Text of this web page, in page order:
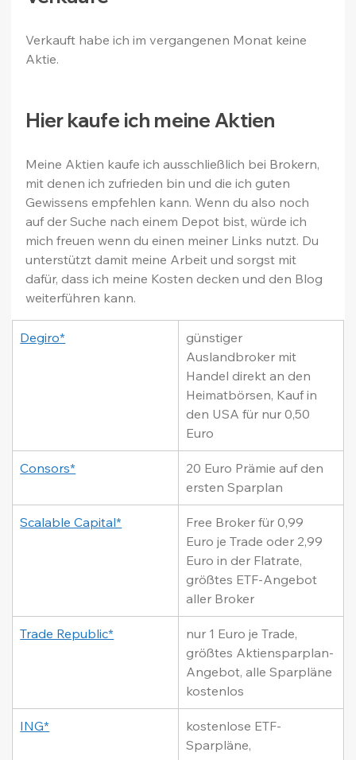
Verkauft habe ich im vergangenen Monat keine
Aktie.
Hier kaufe ich meine Aktien
Meine Aktien kaufe ich ausschließlich bei Brokern,
mit denen ich zufrieden bin und die ich guten
Gewissens empfehlen kann. Wenn du also noch
auf der Suche nach einem Depot bist, würde ich
mich freuen wenn du einen meiner Links nutzt. Du
unterstützt damit meine Arbeit und sorgst mit
dafür, dass ich meine Kosten decken und den Blog
weiterführen kann.
Degiro*
günstiger
Auslandbroker mit
Handel direkt an den
Heimatbörsen, Kauf in
den USA für nur 0,50
Euro
Consors*
20 Euro Prämie auf den
ersten Sparplan
Scalable Capital*
Free Broker für 0,99
Euro je Trade oder 2,99
Euro in der Flatrate,
größtes ETF-Angebot
aller Broker
Trade Republic*
nur 1 Euro je Trade,
größtes Aktiensparplan-
Angebot, alle Sparpläne
kostenlos
ING*
kostenlose ETF-
Sparpläne,